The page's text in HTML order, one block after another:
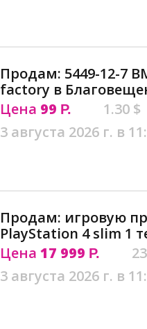
Продам: 5449-12-7
factory в
Цена 99 Р.
1.30 $
3 августа 2026 г. в
Продам: игровую
PlayStation 4 slim 1
Цена 17 999 Р.
3 августа 2026 г. в